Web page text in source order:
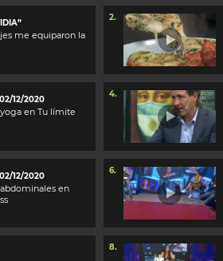
me equiparon la
2.
12/2020
en Tu límite
4.
12/2020
en
6.
8.